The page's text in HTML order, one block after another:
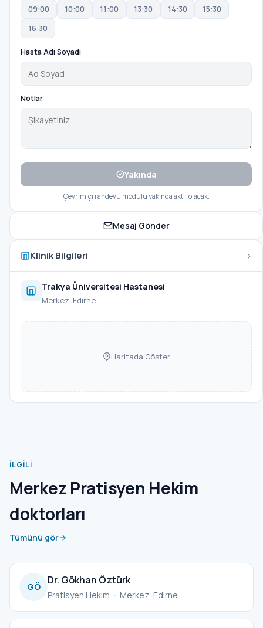
09:00 10:00 11:00 13:30 14:30
15:30
16:30
Hasta Adı Soyadı
Notlar
Yakında
Çevrimiçi randevu modülü yakında aktif olacak.
Mesaj Gönder
Klinik Bilgileri ›
Trakya Üniversitesi Hastanesi
Merkez, Edirne
Haritada Göster
İLGILI
Merkez Pratisyen Hekim
doktorları
Tümünü gör
GÖ
Dr. Gökhan Öztürk
Pratisyen Hekim · Merkez, Edirne